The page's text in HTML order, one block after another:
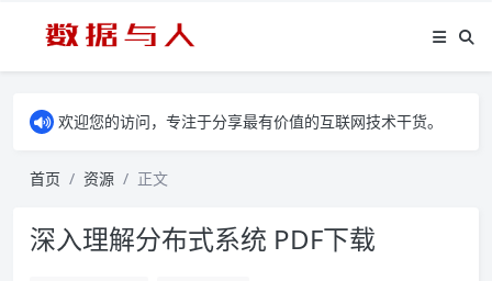
欢迎您的访问，专注于分享最有价值的互联网技术干货。
首页 资源 正文
深入理解分布式系统 PDF下载